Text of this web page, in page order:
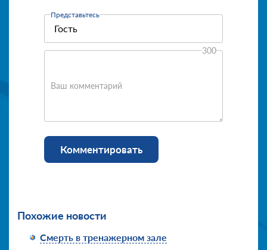
Представьтесь
Ваш комментарий
300
Комментировать
Похожие новости
Смерть в тренажерном зале